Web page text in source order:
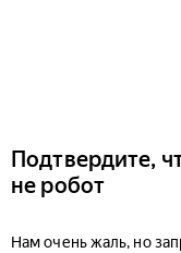
Подтвердите,
не робот
Нам очень жаль, но